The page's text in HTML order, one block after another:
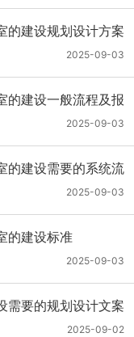
的建设规划设计方案
2025-09-03
的建设一般流程及报
2025-09-03
的建设需要的系统流
2025-09-03
的建设标准
2025-09-03
需要的规划设计文案
2025-09-02